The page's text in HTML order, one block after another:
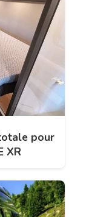
pour
XR